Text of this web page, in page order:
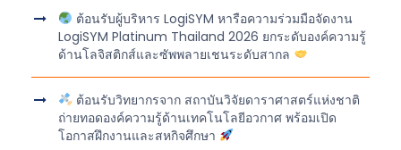
ต้อนรับผู้บริหาร LogiSYM หารือความร่วมมือจัดงาน
LogiSYM Platinum Thailand 2026 ยกระดับองค์ความรู้
ด้านโลจิสติกส์และซัพพลายเชนระดับสากล
ต้อนรับวิทยากรจาก สถาบันวิจัยดาราศาสตร์แห่งชาติ
ถ่ายทอดองค์ความรู้ด้านเทคโนโลยีอวกาศ พร้อมเปิด
โอกาสฝึกงานและสหกิจศึกษา